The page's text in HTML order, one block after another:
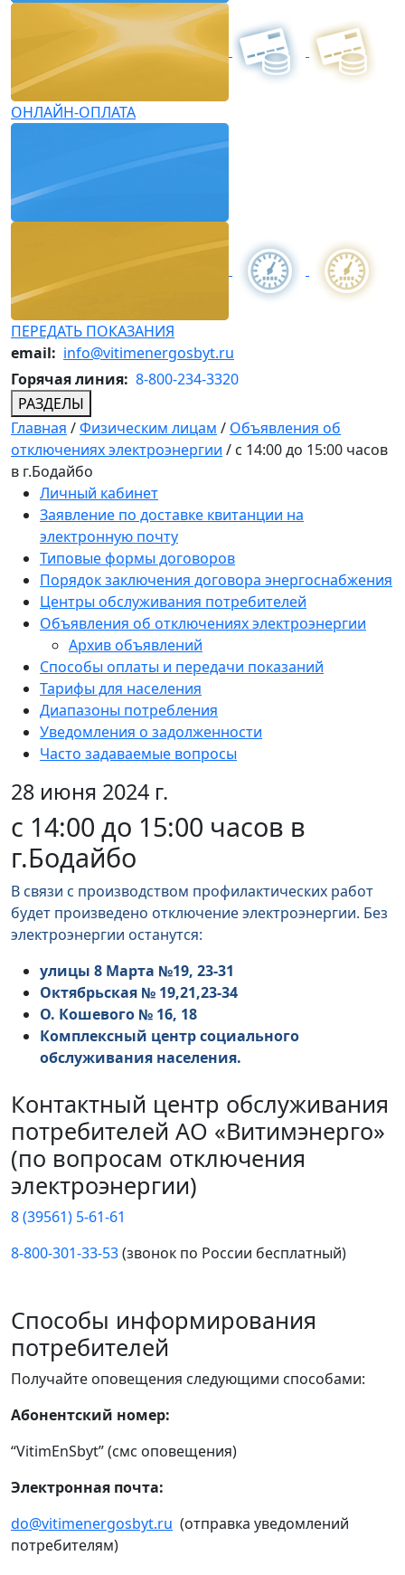
ОНЛАЙН-ОПЛАТА
ПЕРЕДАТЬ ПОКАЗАНИЯ
email: info@vitimenergosbyt.ru
Горячая линия: 8-800-234-3320
РАЗДЕЛЫ
Главная /Физическим лицам / Объявления об
отключениях электроэнергии / с 14:00 до 15:00 часов
в г.Бодайбо
Личный кабинет
Заявление по доставке квитанции на
электронную почту
Типовые формы договоров
Порядок заключения договора энергоснабжения
Центры обслуживания потребителей
Объявления об отключениях электроэнергии
Архив объявлений
Способы оплаты и передачи показаний
Тарифы для населения
Диапазоны потребления
Уведомления о задолженности
Часто задаваемые вопросы
28 июня 2024 г.
с 14:00 до 15:00 часов в
г.Бодайбо
В связи с производством профилактических работ
будет произведено отключение электроэнергии. Без
электроэнергии останутся:
улицы 8 Марта №19, 23-31
Октябрьская № 19,21,23-34
О. Кошевого № 16, 18
Комплексный центр социального
обслуживания населения.
Контактный центр обслуживания
потребителей АО «Витимэнерго»
(по вопросам отключения
электроэнергии)
8 (39561) 5-61-61
8-800-301-33-53(звонок по России бесплатный)
Способы информирования
потребителей
Получайте оповещения следующими способами:
Абонентский номер:
“VitimEnSbyt” (смс оповещения)
Электронная почта:
do@vitimenergosbyt.ru (отправка уведомлений
потребителям)